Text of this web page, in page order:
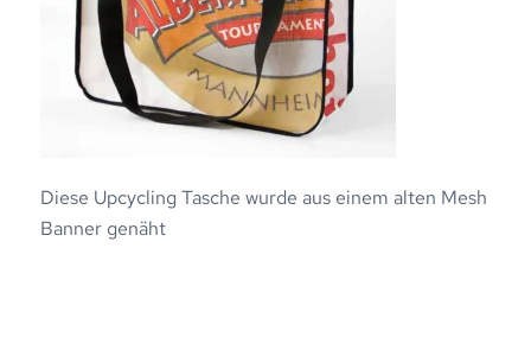
Diese Upcycling Tasche wurde aus einem alten Mesh
Banner genäht